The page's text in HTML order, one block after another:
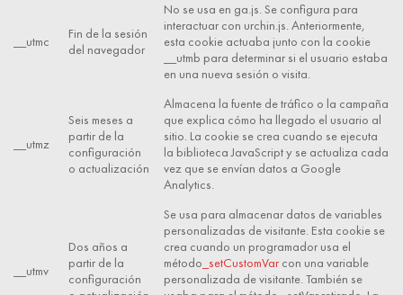
__utmc
Fin de la sesión
del navegador
No se usa en ga.js. Se configura para
interactuar con urchin.js. Anteriormente,
esta cookie actuaba junto con la cookie
__utmb para determinar si el usuario estaba
en una nueva sesión o visita.
__utmz
Seis meses a
partir de la
configuración
o actualización
Almacena la fuente de tráfico o la campaña
que explica cómo ha llegado el usuario al
sitio. La cookie se crea cuando se ejecuta
la biblioteca JavaScript y se actualiza cada
vez que se envían datos a Google
Analytics.
__utmv
Dos años a
partir de la
configuración
Se usa para almacenar datos de variables
personalizadas de visitante. Esta cookie se
crea cuando un programador usa el
método _setCustomVar con una variable
personalizada de visitante. También se